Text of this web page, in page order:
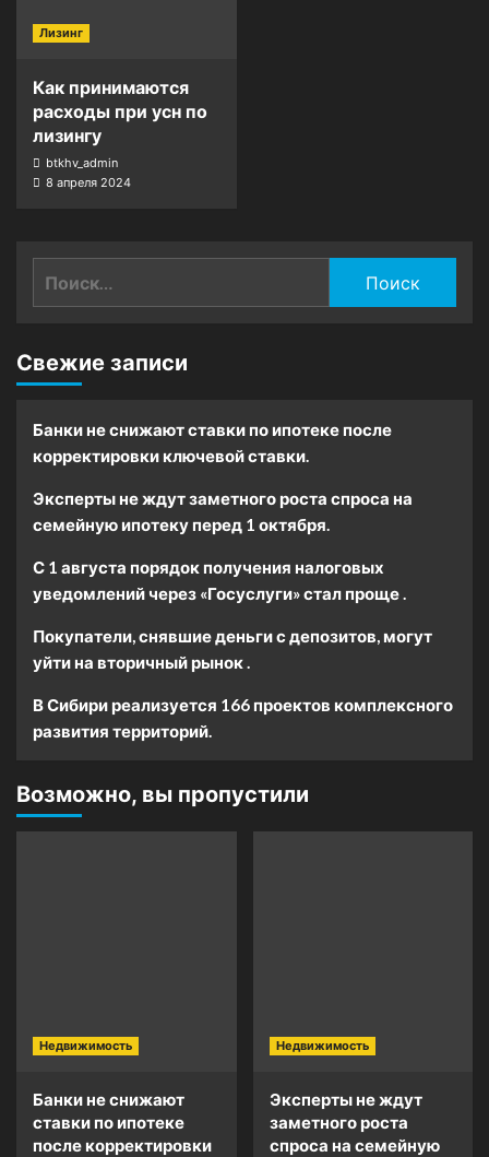
Лизинг
Как принимаются
расходы при усн по
лизингу
btkhv_admin
8 апреля 2024
Свежие записи
Банки не снижают ставки по ипотеке после
корректировки ключевой ставки.
Эксперты не ждут заметного роста спроса на
семейную ипотеку перед 1 октября.
С 1 августа порядок получения налоговых
уведомлений через «Госуслуги» стал проще .
Покупатели, снявшие деньги с депозитов, могут
уйти на вторичный рынок .
В Сибири реализуется 166 проектов комплексного
развития территорий.
Возможно, вы пропустили
Недвижимость
Банки не снижают
ставки по ипотеке
после корректировки
Недвижимость
Эксперты не ждут
заметного роста
спроса на семейную